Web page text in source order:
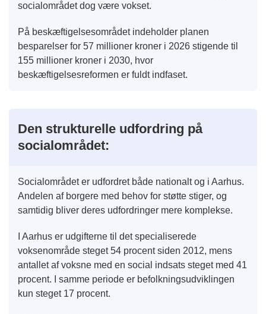
socialområdet dog være vokset.
På beskæftigelsesområdet indeholder planen
besparelser for 57 millioner kroner i 2026 stigende til
155 millioner kroner i 2030, hvor
beskæftigelsesreformen er fuldt indfaset.
Den strukturelle udfordring på
socialområdet:
Socialområdet er udfordret både nationalt og i Aarhus.
Andelen af borgere med behov for støtte stiger, og
samtidig bliver deres udfordringer mere komplekse.
I Aarhus er udgifterne til det specialiserede
voksenområde steget 54 procent siden 2012, mens
antallet af voksne med en social indsats steget med 41
procent. I samme periode er befolkningsudviklingen
kun steget 17 procent.